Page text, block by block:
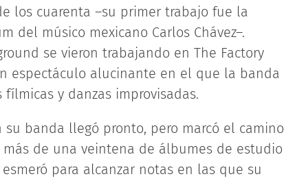
los cuarenta –su primer trabajo fue la
del músico mexicano Carlos Chávez–.
se vieron trabajando en The Factory
espectáculo alucinante en el que la banda
y danzas improvisadas.
banda llegó pronto, pero marcó el camino
de una veintena de álbumes de estudio
para alcanzar notas en las que su